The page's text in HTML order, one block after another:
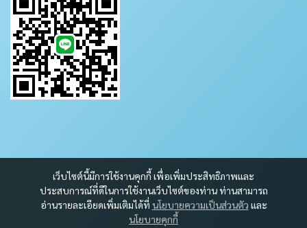
เว็บไซต์นี้มีการใช้งานคุกกี้ เพื่อเพิ่มประสิทธิภาพและ
ประสบการณ์ที่ดีในการใช้งานเว็บไซต์ของท่าน ท่านสามารถ
อ่านรายละเอียดเพิ่มเติมได้ที่ นโยบายความเป็นส่วนตัว และ
นโยบายคุกกี้